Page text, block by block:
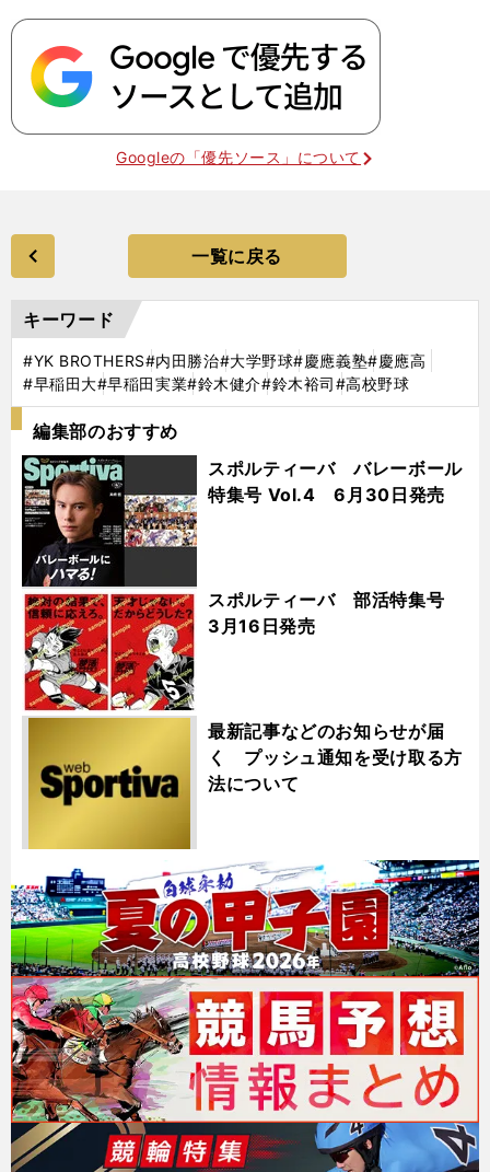
Googleの「優先ソース」について
一覧に戻る
キーワード
#YK BROTHERS#内田勝治#大学野球#慶應義塾#慶應高
#早稲田大#早稲田実業#鈴木健介#鈴木裕司#高校野球
編集部のおすすめ
スポルティーバ バレーボール
特集号 Vol.4 6月30日発売
スポルティーバ 部活特集号
3月16日発売
最新記事などのお知らせが届
く プッシュ通知を受け取る方
法について